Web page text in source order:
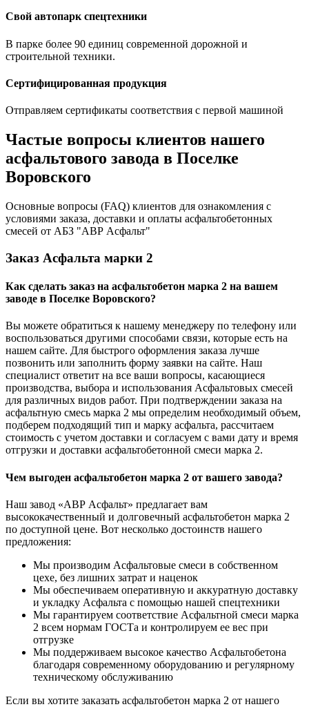
Свой автопарк спецтехники
В парке более 90 единиц современной дорожной и
строительной техники.
Сертифицированная продукция
Отправляем сертификаты соответствия с первой машиной
Частые вопросы клиентов нашего
асфальтового завода в Поселке
Воровского
Основные вопросы (FAQ) клиентов для ознакомления с
условиями заказа, доставки и оплаты асфальтобетонных
смесей от АБЗ "АВР Асфальт"
Заказ Асфальта марки 2
Как сделать заказ на асфальтобетон марка 2 на вашем
заводе в Поселке Воровского?
Вы можете обратиться к нашему менеджеру по телефону или
воспользоваться другими способами связи, которые есть на
нашем сайте. Для быстрого оформления заказа лучше
позвонить или заполнить форму заявки на сайте. Наш
специалист ответит на все ваши вопросы, касающиеся
производства, выбора и использования Асфальтовых смесей
для различных видов работ. При подтверждении заказа на
асфальтную смесь марка 2 мы определим необходимый объем,
подберем подходящий тип и марку асфальта, рассчитаем
стоимость с учетом доставки и согласуем с вами дату и время
отгрузки и доставки асфальтобетонной смеси марка 2.
Чем выгоден асфальтобетон марка 2 от вашего завода?
Наш завод «АВР Асфальт» предлагает вам
высококачественный и долговечный асфальтобетон марка 2
по доступной цене. Вот несколько достоинств нашего
предложения:
Мы производим Асфальтовые смеси в собственном
цехе, без лишних затрат и наценок
Мы обеспечиваем оперативную и аккуратную доставку
и укладку Асфальта с помощью нашей спецтехники
Мы гарантируем соответствие Асфальтной смеси марка
2 всем нормам ГОСТа и контролируем ее вес при
отгрузке
Мы поддерживаем высокое качество Асфальтобетона
благодаря современному оборудованию и регулярному
техническому обслуживанию
Если вы хотите заказать асфальтобетон марка 2 от нашего